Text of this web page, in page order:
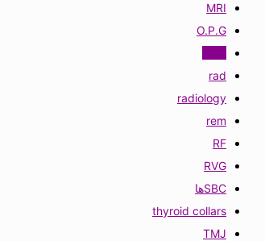
MRI
O.P.G
rad
radiology
rem
RF
RVG
SBCها
thyroid collars
TMJ